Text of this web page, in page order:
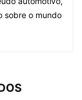
sobre o mundo